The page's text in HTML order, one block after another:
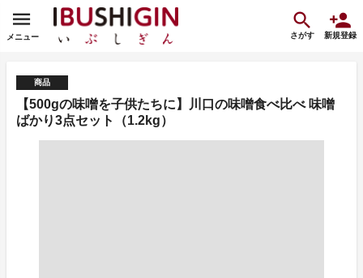
メニュー さがす 新規登録
商品
【500gの味噌を子供たちに】川口の味噌食べ比べ 味噌
ばかり3点セット（1.2kg）